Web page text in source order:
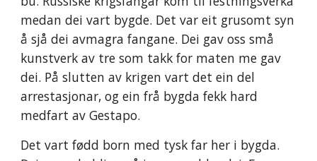
medan dei vart bygde. Det var eit grusomt syn
å sjå dei avmagra fangane. Dei gav oss små
kunstverk av tre som takk for maten me gav
dei. På slutten av krigen vart det ein del
arrestasjonar, og ein frå bygda fekk hard
medfart av Gestapo.
Det vart fødd born med tysk far her i bygda.